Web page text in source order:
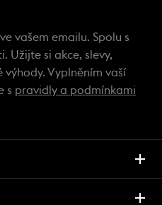
vašem emailu. Spolu s
Užijte si akce, slevy,
výhody. Vyplněním vaší
s pravidly a podmínkami